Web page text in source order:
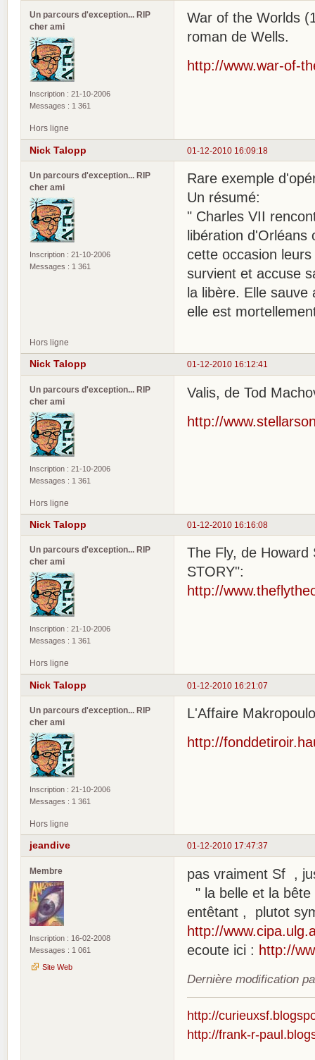
Un parcours d'exception... RIP
cher ami
Inscription : 21-10-2006
Messages : 1 361
War of the Worlds
roman de Wells.
http://www.war-of-
Hors ligne
01-12-2010 16:09:18
Nick Talopp
Un parcours d'exception... RIP
cher ami
Inscription : 21-10-2006
Messages : 1 361
Rare exemple
Un résumé:
" Charles VII
libération
cette occasion
survient et accuse
la libère. Elle
elle est
Hors ligne
01-12-2010 16:12:41
Nick Talopp
Un parcours d'exception... RIP
cher ami
Inscription : 21-10-2006
Messages : 1 361
Valis, de Tod
http://
Hors ligne
01-12-2010 16:16:08
Nick Talopp
Un parcours d'exception... RIP
cher ami
Inscription : 21-10-2006
Messages : 1 361
The Fly, de Howard
STORY":
http://
Hors ligne
01-12-2010 16:21:07
Nick Talopp
Un parcours d'exception... RIP
cher ami
Inscription : 21-10-2006
Messages : 1 361
L'Affaire
http://
Hors ligne
01-12-2010 17:47:37
jeandive
Membre
Inscription : 16-02-2008
Messages : 1 061
Site Web
pas vraiment Sf ,
" la belle et la
entêtant , plutot
http://
ecoute ici : http://
Dernière modification
http://
http://frank-r-